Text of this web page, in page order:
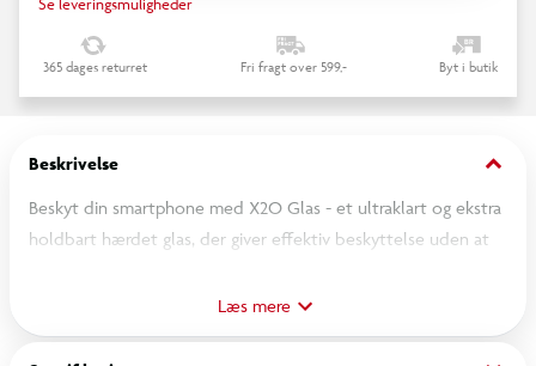
365 dages returret Fri fragt over 599,- Byt i butik
Beskrivelse keyboard_arrow_down
Beskyt din smartphone med X2O Glas - et ultraklart og ekstra
holdbart hærdet glas, der giver effektiv beskyttelse uden at
Skærmbeskytteren er fremstillet i 0,33 mm forstærket 9H-glas
Læs mere